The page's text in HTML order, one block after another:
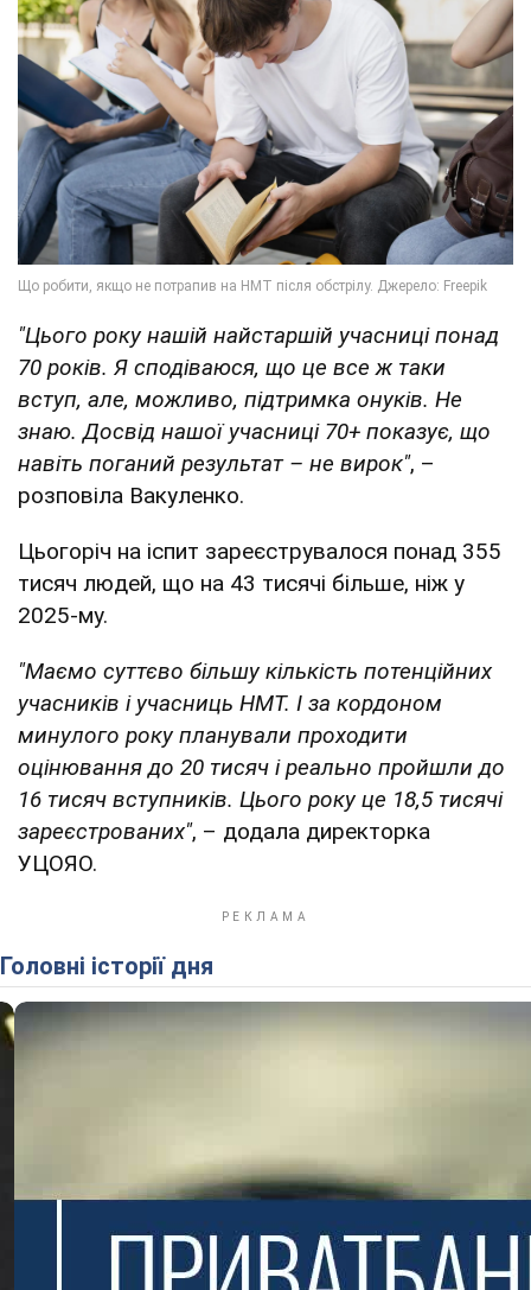
"Цього року нашій найстаршій учасниці понад
70 років. Я сподіваюся, що це все ж таки
вступ, але, можливо, підтримка онуків. Не
знаю. Досвід нашої учасниці 70+ показує, що
навіть поганий результат – не вирок", –
розповіла Вакуленко.
Цьогоріч на іспит зареєструвалося понад 355
тисяч людей, що на 43 тисячі більше, ніж у
2025-му.
"Маємо суттєво більшу кількість потенційних
учасників і учасниць НМТ. І за кордоном
минулого року планували проходити
оцінювання до 20 тисяч і реально пройшли до
16 тисяч вступників. Цього року це 18,5 тисячі
зареєстрованих", – додала директорка
УЦОЯО.
Головні історії дня